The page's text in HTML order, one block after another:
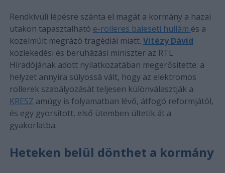
Rendkívüli lépésre szánta el magát a kormány a hazai
utakon tapasztalható e-rolleres baleseti hullám és a
közelmúlt megrázó tragédiái miatt. Vitézy Dávid
közlekedési és beruházási miniszter az RTL
Híradójának adott nyilatkozatában megerősítette: a
helyzet annyira súlyossá vált, hogy az elektromos
rollerek szabályozását teljesen különválasztják a
KRESZ amúgy is folyamatban lévő, átfogó reformjától,
és egy gyorsított, első ütemben ültetik át a
gyakorlatba.
Heteken belül dönthet a kormány